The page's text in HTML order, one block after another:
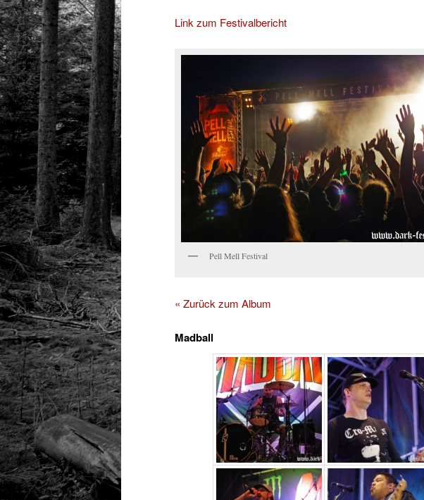
Link zum Festivalbericht
Pell Mell Festival
« Zurück zum Album
Madball